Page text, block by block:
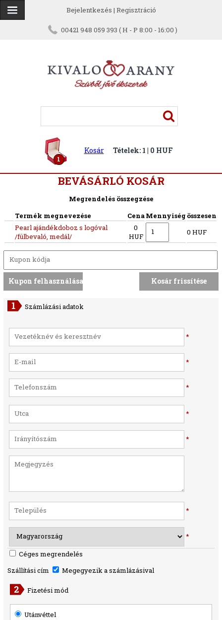
Bejelentkezés | Regisztráció
00421 948 059 393 ( H - P 8:00 - 16:00 )
1
Kosár Tételek: 1 | 0 HUF
BEVÁSÁRLÓ KOSÁR
Megrendelés összegzése
Termék megnevezése
CenaMennyiség összesen
Pearl ajándékdoboz s logóval
/fülbevaló, medál/
0
HUF
0 HUF
Számlázási adatok
*
*
*
*
*
*
*
Céges megrendelés
Szállítási cím
Megegyezik a számlázásival
Fizetési mód
Utánvéttel